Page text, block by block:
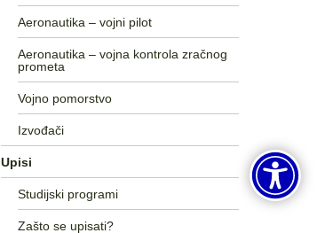
Aeronautika – vojni pilot
Aeronautika – vojna kontrola zračnog
prometa
Vojno pomorstvo
Izvođači
Upisi
Studijski programi
Zašto se upisati?